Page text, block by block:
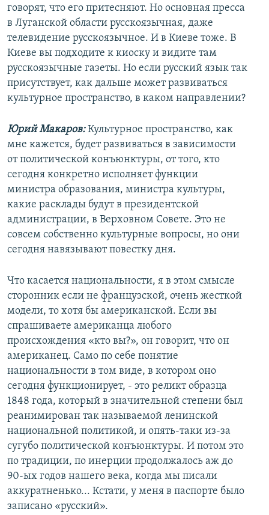
говорят, что его притесняют. Но основная пресса
в Луганской области русскоязычная, даже
телевидение русскоязычное. И в Киеве тоже. В
Киеве вы подходите к киоску и видите там
русскоязычные газеты. Но если русский язык так
присутствует, как дальше может развиваться
культурное пространство, в каком направлении?
Юрий Макаров:Культурное пространство, как
мне кажется, будет развиваться в зависимости
от политической конъюнктуры, от того, кто
сегодня конкретно исполняет функции
министра образования, министра культуры,
какие расклады будут в президентской
администрации, в Верховном Совете. Это не
совсем собственно культурные вопросы, но они
сегодня навязывают повестку дня.
Что касается национальности, я в этом смысле
сторонник если не французской, очень жесткой
модели, то хотя бы американской. Если вы
спрашиваете американца любого
происхождения «кто вы?», он говорит, что он
американец. Само по себе понятие
национальности в том виде, в котором оно
сегодня функционирует, - это реликт образца
1848 года, который в значительной степени был
реанимирован так называемой ленинской
национальной политикой, и опять-таки из-за
сугубо политической конъюнктуры. И потом это
по традиции, по инерции продолжалось аж до
90-ых годов нашего века, когда мы писали
аккуратненько... Кстати, у меня в паспорте было
записано «русский».